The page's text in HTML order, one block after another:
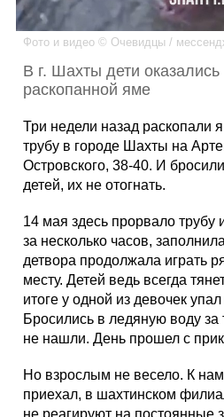
Гороскоп
Карты
Фото и видео © Очевидцы /
В г. Шахты дети
раскопанной яме
Три недели назад раскопали
трубу в городе Шахты на
Островского, 38-40. И
детей, их не отогнать.
14 мая здесь прорвало трубу
за несколько часов,
детвора продолжала играть
месту. Детей ведь всегда
итоге у одной из девочек
Бросились в ледяную воду
не нашли. День прошел с
Но взрослым не весело. К нам
приехал, в шахтинском